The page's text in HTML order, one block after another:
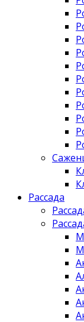
Рассада